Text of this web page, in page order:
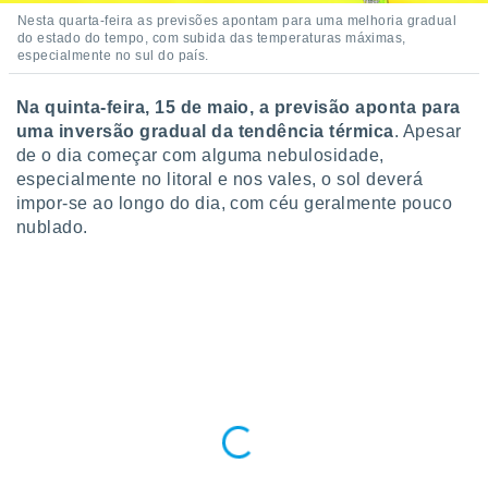
qual se
tal,
seu
ou opor-
qualquer
em “
na
Nesta quarta-feira as previsões apontam para uma melhoria gradual
do estado do tempo, com subida das temperaturas máximas,
especialmente no sul do país.
Na quinta-feira, 15 de maio, a previsão aponta para
uma inversão gradual da tendência térmica. Apesar
de o dia começar com alguma nebulosidade,
especialmente no litoral e nos vales, o sol deverá
impor-se ao longo do dia, com céu geralmente pouco
nublado.